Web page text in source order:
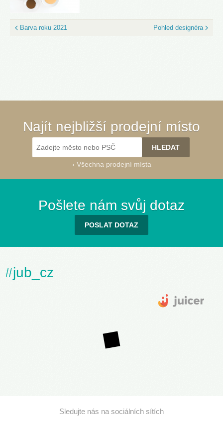
Barva roku 2021 Pohled designéra
Najít nejbližší prodejní místo
› Všechna prodejní místa
Pošlete nám svůj dotaz
POSLAT DOTAZ
#jub_cz
Sledujte nás na sociálních sítích